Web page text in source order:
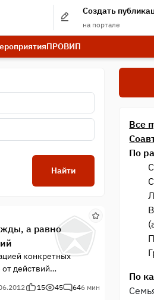
Создать
на портале
ПРОВИП
Найти
а равно
конкретных
действий
15 45 646 мин
Все
По
По